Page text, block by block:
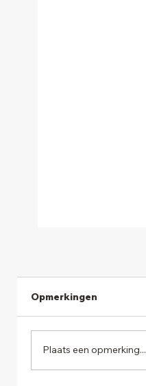
Opmerkingen
Plaats een opmerking...